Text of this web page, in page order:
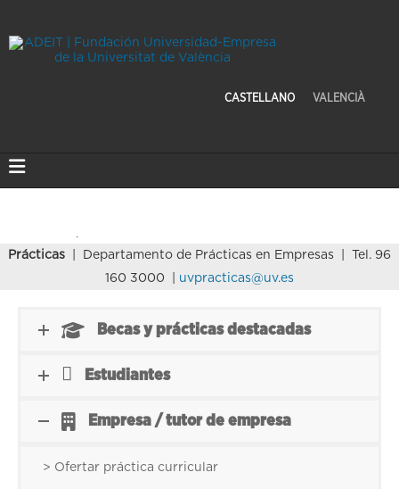
CASTELLANO VALENCIÀ
Prácticas
| Departamento de Prácticas en Empresas | Tel. 96
160 3000 | uvpracticas@uv.es
Becas y prácticas destacadas
Estudiantes
Empresa / tutor de empresa
> Ofertar práctica curricular